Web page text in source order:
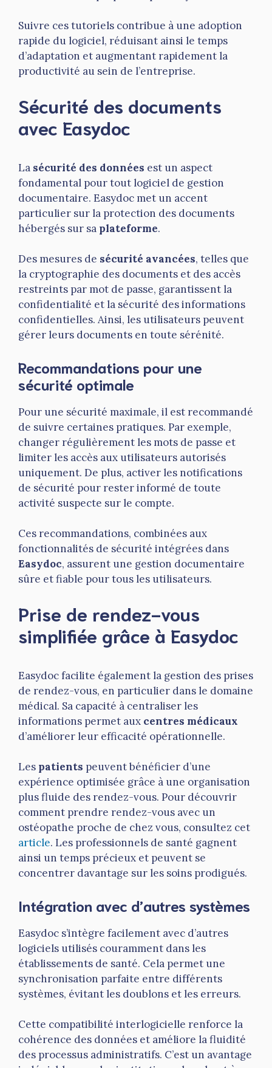
Suivre ces tutoriels contribue à une adoption
rapide du logiciel, réduisant ainsi le temps
d’adaptation et augmentant rapidement la
productivité au sein de l’entreprise.
Sécurité des documents
avec Easydoc
La sécurité des données est un aspect
fondamental pour tout logiciel de gestion
documentaire. Easydoc met un accent
particulier sur la protection des documents
hébergés sur sa plateforme.
Des mesures de sécurité avancées, telles que
la cryptographie des documents et des accès
restreints par mot de passe, garantissent la
confidentialité et la sécurité des informations
confidentielles. Ainsi, les utilisateurs peuvent
gérer leurs documents en toute sérénité.
Recommandations pour une
sécurité optimale
Pour une sécurité maximale, il est recommandé
de suivre certaines pratiques. Par exemple,
changer régulièrement les mots de passe et
limiter les accès aux utilisateurs autorisés
uniquement. De plus, activer les notifications
de sécurité pour rester informé de toute
activité suspecte sur le compte.
Ces recommandations, combinées aux
fonctionnalités de sécurité intégrées dans
Easydoc, assurent une gestion documentaire
sûre et fiable pour tous les utilisateurs.
Prise de rendez-vous
simplifiée grâce à Easydoc
Easydoc facilite également la gestion des prises
de rendez-vous, en particulier dans le domaine
médical. Sa capacité à centraliser les
informations permet aux centres médicaux
d’améliorer leur efficacité opérationnelle.
Les patients peuvent bénéficier d’une
expérience optimisée grâce à une organisation
plus fluide des rendez-vous. Pour découvrir
comment prendre rendez-vous avec un
ostéopathe proche de chez vous, consultez cet
article. Les professionnels de santé gagnent
ainsi un temps précieux et peuvent se
concentrer davantage sur les soins prodigués.
Intégration avec d’autres systèmes
Easydoc s’intègre facilement avec d’autres
logiciels utilisés couramment dans les
établissements de santé. Cela permet une
synchronisation parfaite entre différents
systèmes, évitant les doublons et les erreurs.
Cette compatibilité interlogicielle renforce la
cohérence des données et améliore la fluidité
des processus administratifs. C’est un avantage